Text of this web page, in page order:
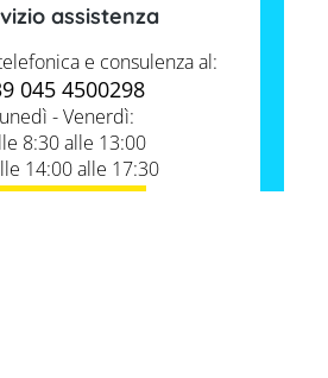
assistenza
e consulenza al:
045 4500298
- Venerdì:
8:30 alle 13:00
14:00 alle 17:30